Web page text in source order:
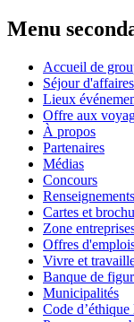
Menu
Accueil de
Séjour d'affaires
Lieux
Offre aux
À propos
Partenaires
Médias
Concours
Cartes et
Zone
Offres
Vivre et
Banque de
Municipalités
Code d’éthique